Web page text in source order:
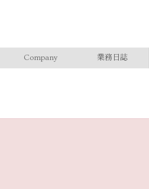
Company 業務日誌